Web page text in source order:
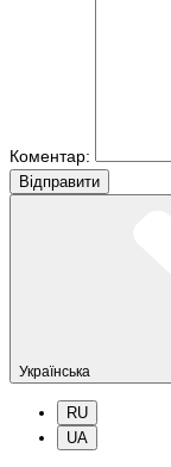
Коментар:
Вiдправити
Українська
RU
UA